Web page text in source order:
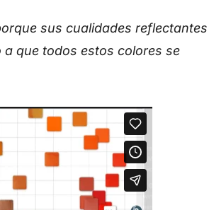
sus cualidades
que todos estos colores se